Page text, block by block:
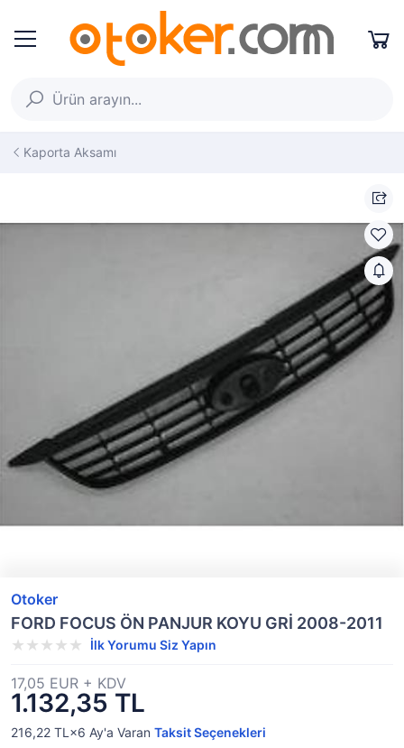
Kaporta Aksamı
Otoker
FORD FOCUS ÖN PANJUR KOYU GRİ 2008-2011
İlk Yorumu Siz Yapın
1.132,35 TL
17,05 EUR + KDV
216,22 TL×6 Ay'a Varan Taksit Seçenekleri